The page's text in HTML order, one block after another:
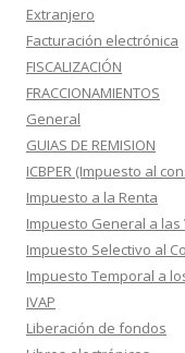
Extranjero
Facturación electrónica
FISCALIZACIÓN
FRACCIONAMIENTOS
General
GUIAS DE REMISION
ICBPER (Impuesto al
Impuesto a la Renta
Impuesto General a las
Impuesto Selectivo al
Impuesto Temporal a
IVAP
Liberación de fondos